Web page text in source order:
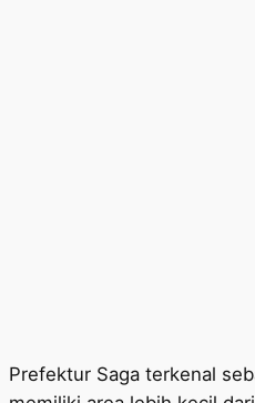
Prefektur Saga terkenal